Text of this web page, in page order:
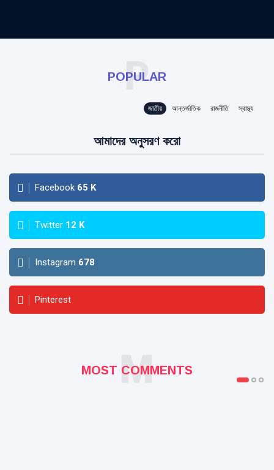
POPULAR
P
জাতীয় আন্তর্জাতিক রাজনীতি স্বাস্থ্য
আমাদের অনুসরণ করো
Facebook 65 K
Twitter 12 K
Instagram 678
Pinterest
MOST COMMENTS
M